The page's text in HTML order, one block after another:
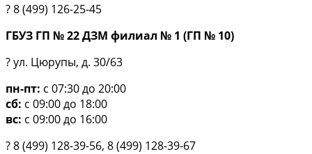
? 8 (499) 126-25-45
ГБУЗ ГП № 22 ДЗМ филиал № 1 (ГП № 10)
? ул. Цюрупы, д. 30/63
пн-пт: с 07:30 до 20:00
сб: с 09:00 до 18:00
вс: с 09:00 до 16:00
? 8 (499) 128-39-56, 8 (499) 128-39-67